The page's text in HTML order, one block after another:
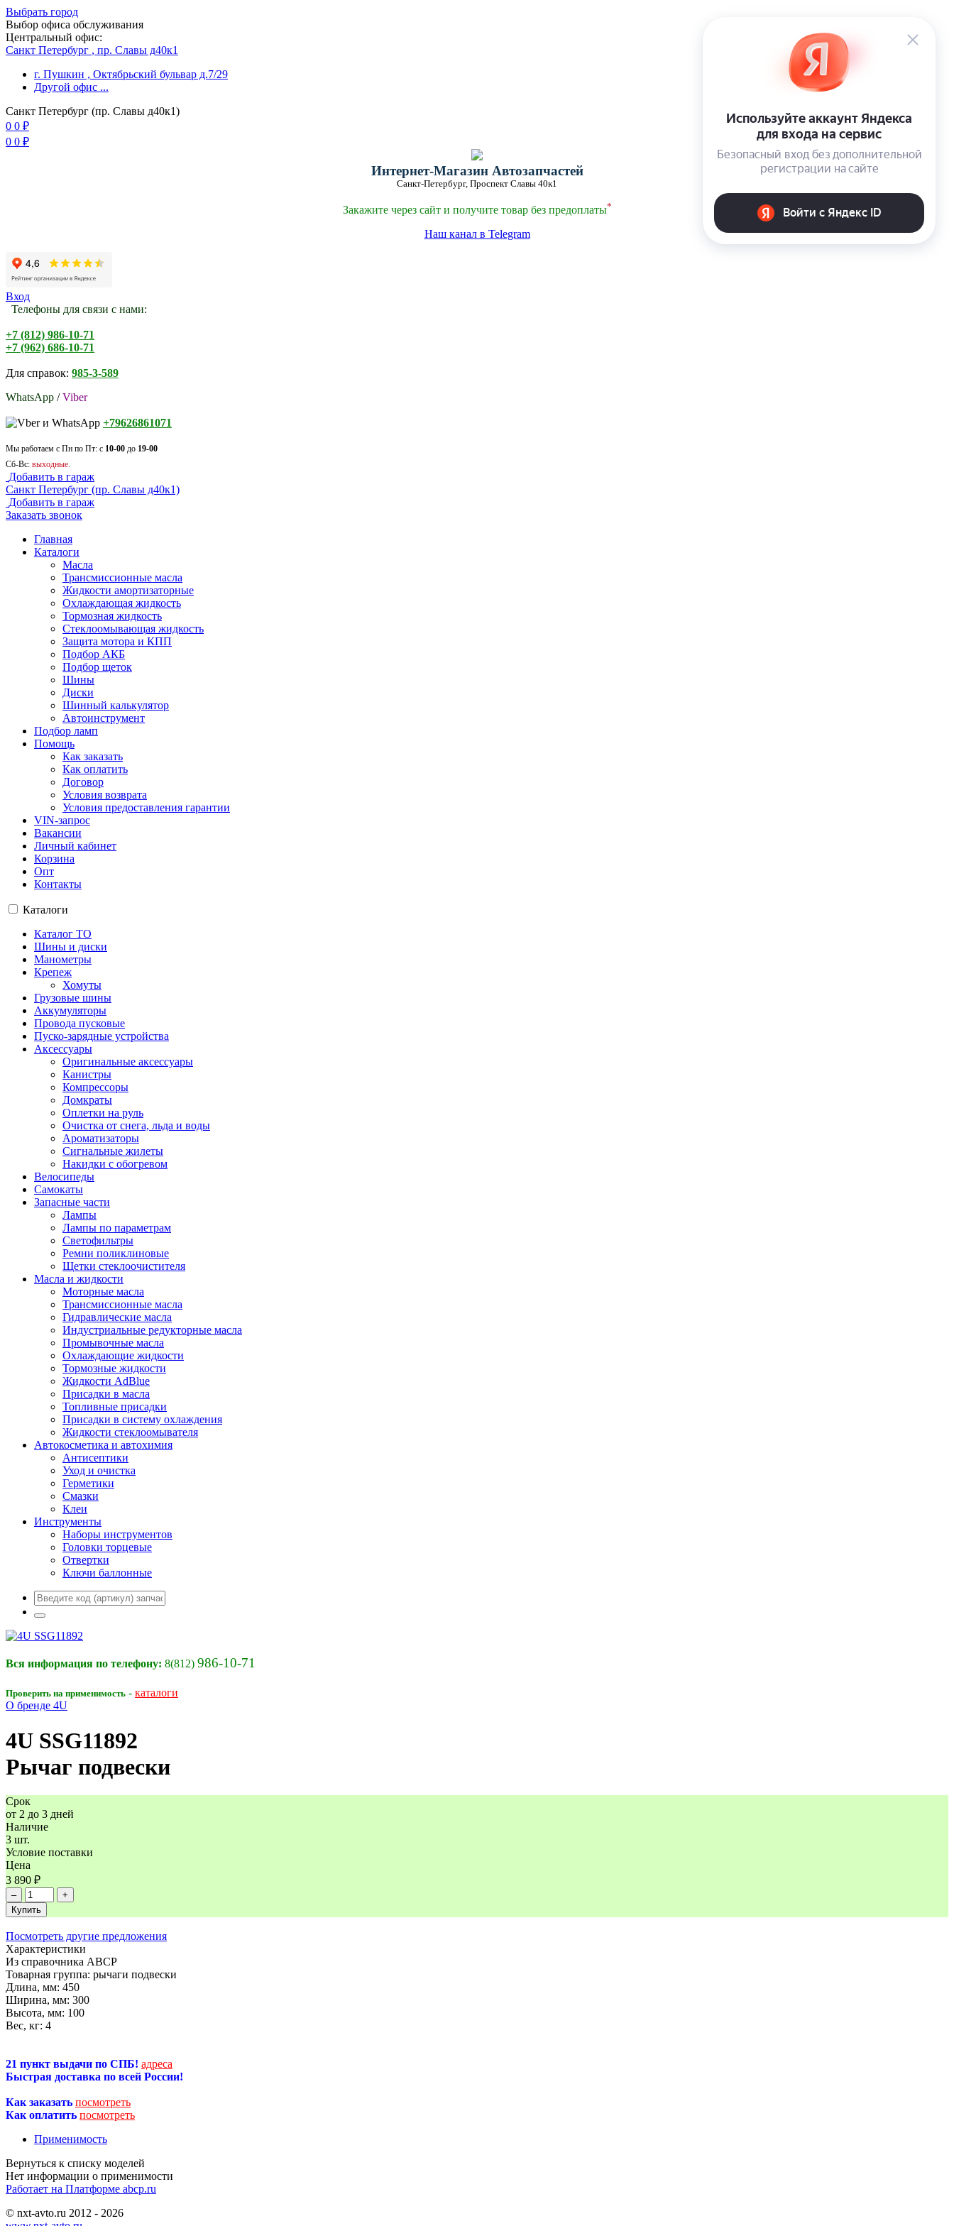
Выбрать город
Выбор офиса обслуживания
Центральный офис:
Санкт Петербург , пр. Славы д40к1
г. Пушкин , Октябрьский бульвар д.7/29
Другой офис ...
Санкт Петербург (пр. Славы д40к1)
0 0 ₽
0 0 ₽
Интернет-Магазин Автозапчастей
Санкт-Петербург, Проспект Славы 40к1
Закажите через сайт и получите товар без предоплаты*
Наш канал в Telegram
Вход
Телефоны для связи с нами:
+7 (812) 986-10-71
+7 (962) 686-10-71
Для справок: 985-3-589
WhatsApp /Viber
+79626861071
Мы работаем с Пн по Пт: с 10-00 до 19-00
Сб-Вс: выходные.
Добавить в гараж
Санкт Петербург (пр. Славы д40к1)
Добавить в гараж
Заказать звонок
Главная
Каталоги
Масла
Трансмиссионные масла
Жидкости амортизаторные
Охлаждающая жидкость
Тормозная жидкость
Стеклоомывающая жидкость
Защита мотора и КПП
Подбор АКБ
Подбор щеток
Шины
Диски
Шинный калькулятор
Автоинструмент
Подбор ламп
Помощь
Как заказать
Как оплатить
Договор
Условия возврата
Условия предоставления гарантии
VIN-запрос
Вакансии
Личный кабинет
Корзина
Опт
Контакты
Каталоги
Каталог ТО
Шины и диски
Манометры
Крепеж
Хомуты
Грузовые шины
Аккумуляторы
Провода пусковые
Пуско-зарядные устройства
Аксессуары
Оригинальные аксессуары
Канистры
Компрессоры
Домкраты
Оплетки на руль
Очистка от снега, льда и воды
Ароматизаторы
Сигнальные жилеты
Накидки с обогревом
Велосипеды
Самокаты
Запасные части
Лампы
Лампы по параметрам
Светофильтры
Ремни поликлиновые
Щетки стеклоочистителя
Масла и жидкости
Моторные масла
Трансмиссионные масла
Гидравлические масла
Индустриальные редукторные масла
Промывочные масла
Охлаждающие жидкости
Тормозные жидкости
Жидкости AdBlue
Присадки в масла
Топливные присадки
Присадки в систему охлаждения
Жидкости стеклоомывателя
Автокосметика и автохимия
Антисептики
Уход и очистка
Герметики
Смазки
Клеи
Инструменты
Наборы инструментов
Головки торцевые
Отвертки
Ключи баллонные
Вся информация по телефону: 8(812) 986-10-71
Проверить на применимость - каталоги
О бренде 4U
4U SSG11892
Рычаг подвески
Срок
от 2 до 3 дней
Наличие
3 шт.
Условие поставки
Цена
3 890 ₽
–
+
Купить
Посмотреть другие предложения
Характеристики
Из справочника ABCP
Товарная группа: рычаги подвески
Длина, мм: 450
Ширина, мм: 300
Высота, мм: 100
Вес, кг: 4
21 пункт выдачи по СПБ! адреса
Быстрая доставка по всей России!
Как заказать посмотреть
Как оплатить посмотреть
Применимость
Нет информации о применимости
Работает на Платформе abcp.ru
© nxt-avto.ru 2012 - 2026